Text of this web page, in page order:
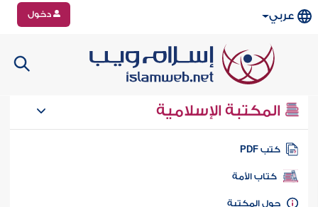
عربي دخول
المكتبة الإسلامية
كتب PDF
كتاب الأمة